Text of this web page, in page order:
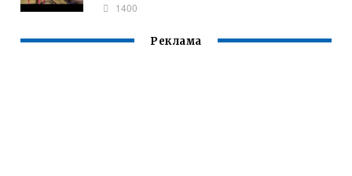
1400
Реклама